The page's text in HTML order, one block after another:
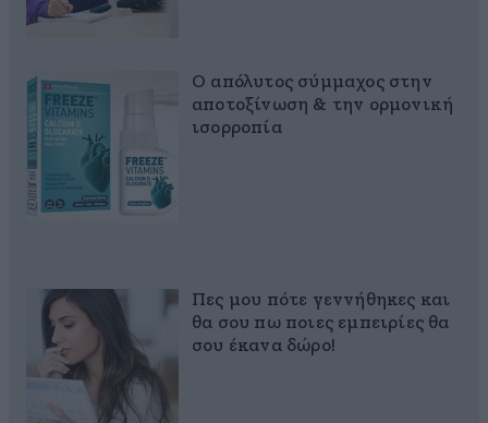
Ο απόλυτος σύμμαχος στην
αποτοξίνωση & την ορμονική
ισορροπία
Πες μου πότε γεννήθηκες και
θα σου πω ποιες εμπειρίες θα
σου έκανα δώρο!